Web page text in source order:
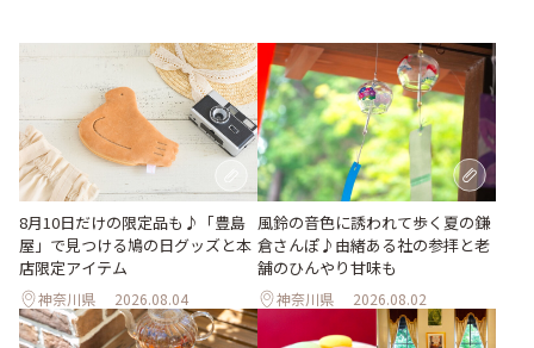
8月10日だけの限定品も♪「豊島
屋」で見つける鳩の日グッズと本
店限定アイテム
神奈川県 2026.08.04
風鈴の音色に誘われて歩く夏の鎌
倉さんぽ♪由緒ある社の参拝と老
舗のひんやり甘味も
神奈川県 2026.08.02